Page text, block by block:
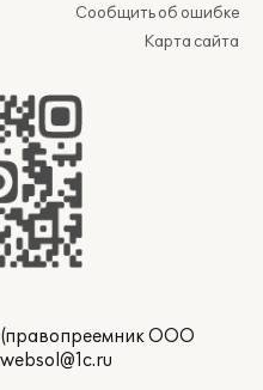
Сообщить об ошибке
Карта сайта
(правопреемник ООО
websol@1c.ru